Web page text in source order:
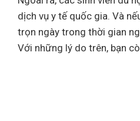
dịch vụ y tế quốc gia. Và
trọn ngày trong thời gian
Với những lý do trên, bạn